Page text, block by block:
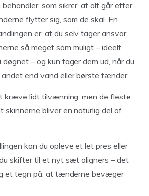
som sikrer, at alt går efter
flytter sig, som de skal. En
er, at du selv tager ansvar
så meget som muligt – ideelt
– og kun tager dem ud, når du
andet end vand eller børste tænder.
kræve lidt tilvænning, men de fleste
skinnerne bliver en naturlig del af
kan du opleve et let pres eller
skifter til et nyt sæt aligners – det
et tegn på, at tænderne bevæger